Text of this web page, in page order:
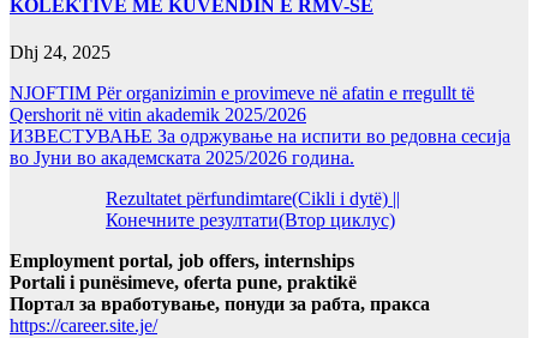
KOLEKTIVE ME KUVENDIN E RMV-SË
Dhj 24, 2025
NJOFTIM Për organizimin e provimeve në afatin e rregullt të
Qershorit në vitin akademik 2025/2026
ИЗВЕСТУВАЊЕ За одржување на испити во редовна сесија
во Јуни во академската 2025/2026 година.
Rezultatet përfundimtare(Cikli i dytë) ||
Конечните резултати(Втор циклус)
Employment portal, job offers, internships
Portali i punësimeve, oferta pune, praktikë
Портал за вработување, понуди за рабта, пракса
https://career.site.je/